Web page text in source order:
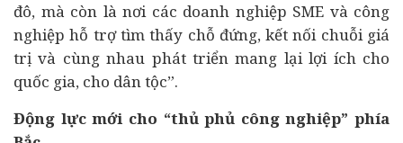
đô, mà còn là nơi các doanh nghiệp SME và công
nghiệp hỗ trợ tìm thấy chỗ đứng, kết nối chuỗi giá
trị và cùng nhau phát triển mang lại lợi ích cho
quốc gia, cho dân tộc”.
Động lực mới cho “thủ phủ công nghiệp” phía